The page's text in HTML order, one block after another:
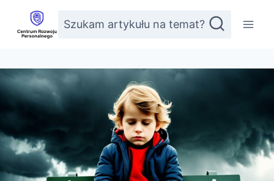
Przejdź
treści
Szukam artykułu na temat?